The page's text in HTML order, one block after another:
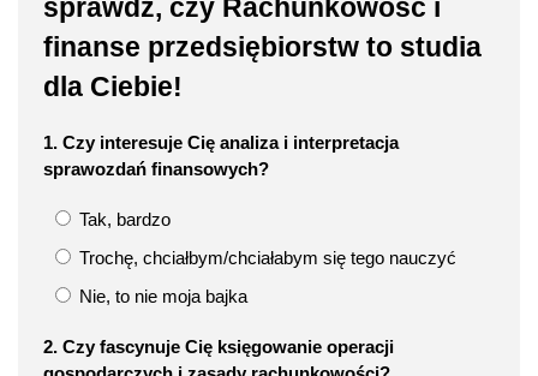
sprawdź, czy Rachunkowość i
finanse przedsiębiorstw to studia
dla Ciebie!
1. Czy interesuje Cię analiza i interpretacja
sprawozdań finansowych?
Tak, bardzo
Trochę, chciałbym/chciałabym się tego nauczyć
Nie, to nie moja bajka
2. Czy fascynuje Cię księgowanie operacji